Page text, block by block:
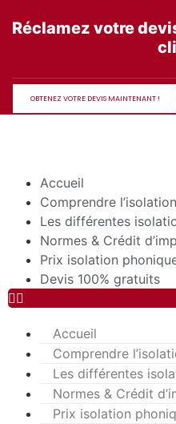
Réclamez votre
OBTENEZ VOTRE DEVIS MAINTENANT !
Accueil
Comprendre
Les différentes
Normes & Crédit
Prix isolation
Devis 100% gratuits
Accueil
Comprendre
Les différentes
Normes & Crédit
Prix isolation